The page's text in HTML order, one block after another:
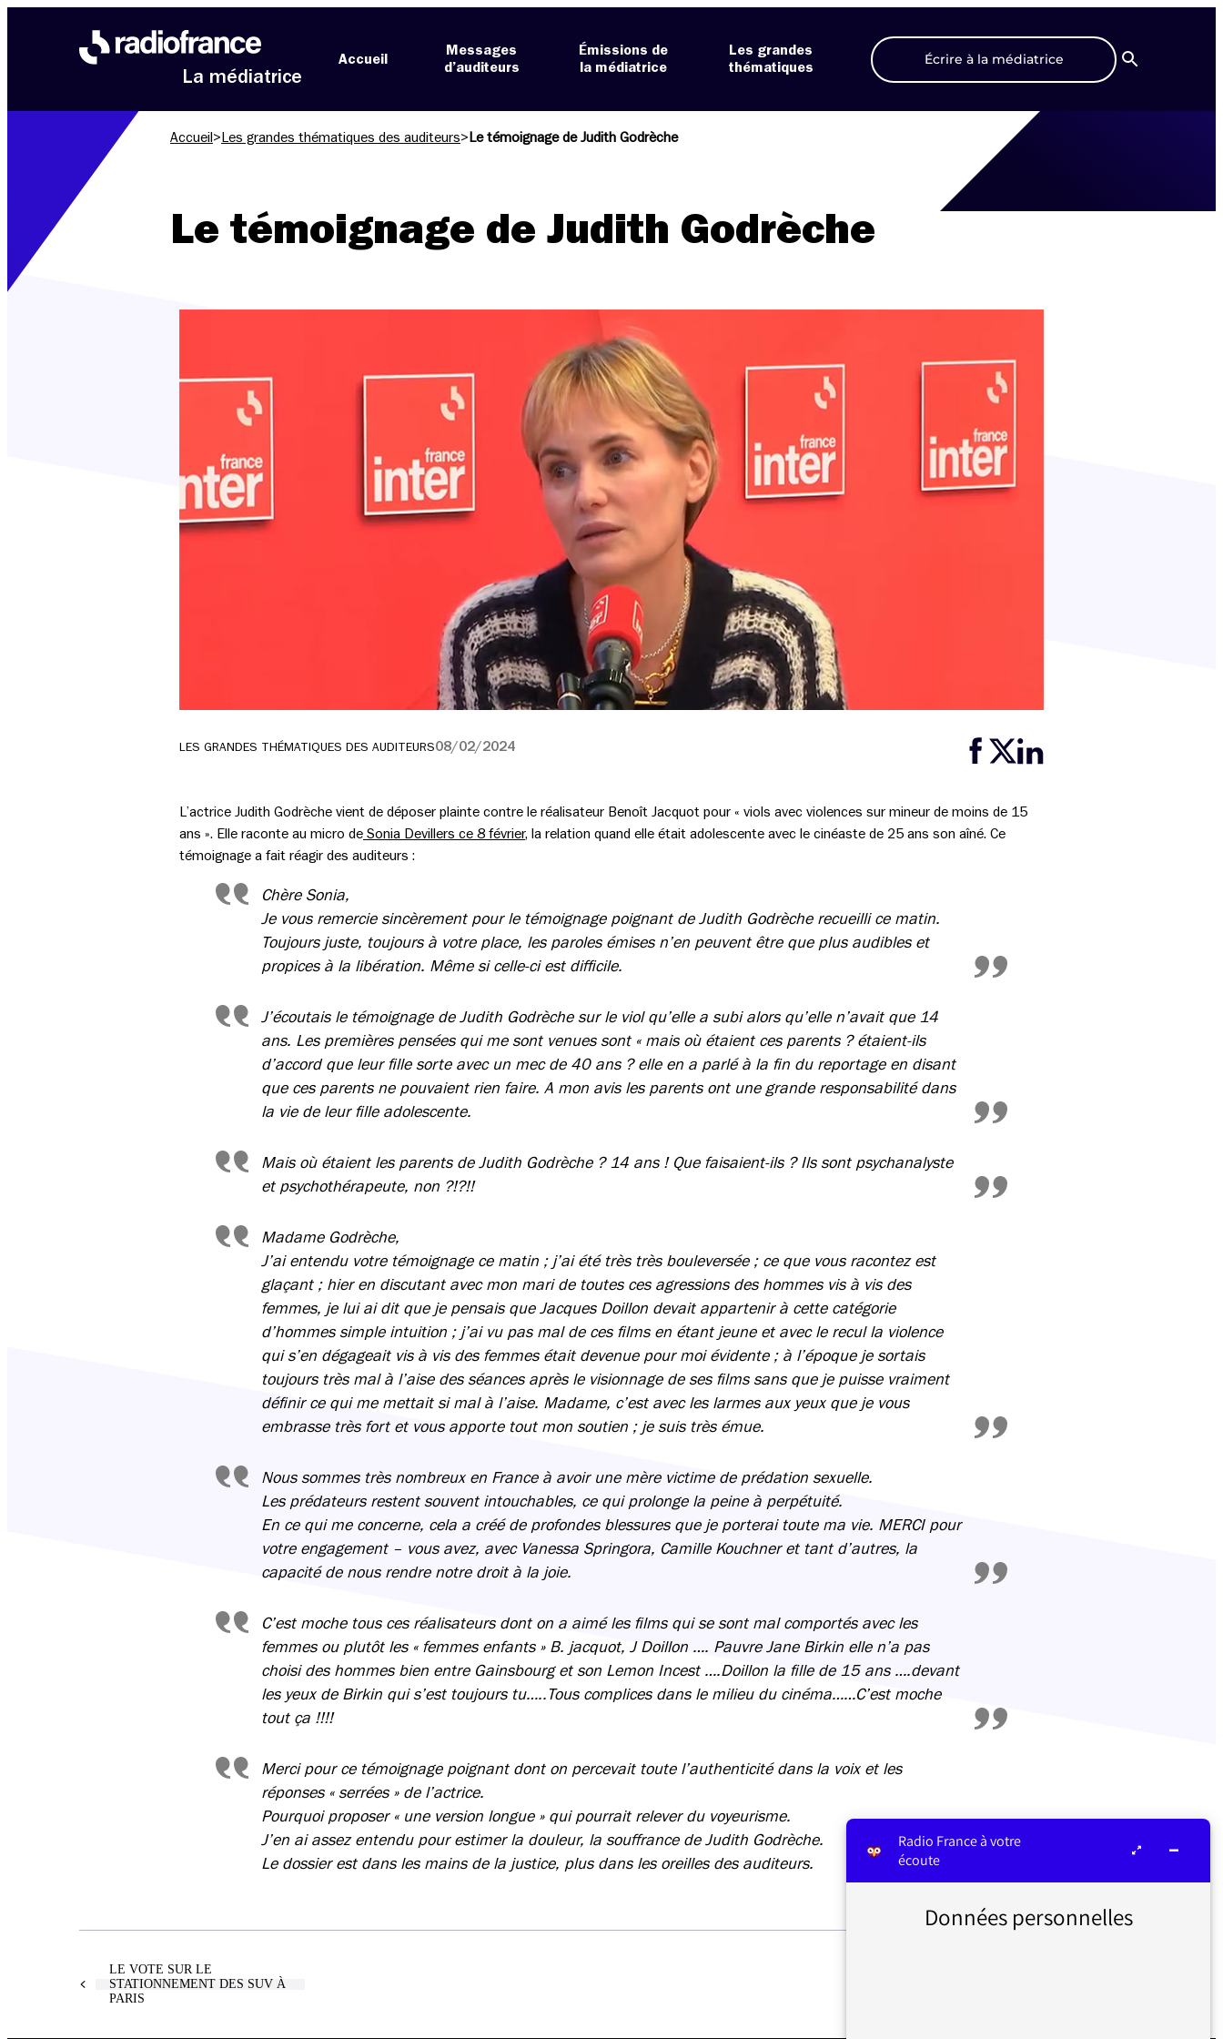
La médiatrice
Accueil
Messages
d’auditeurs
Émissions de
la médiatrice
Les grandes
thématiques
Écrire à la médiatrice
Recherche
Accueil > Les grandes thématiques des auditeurs> Le témoignage de Judith Godrèche
Le témoignage de Judith Godrèche
LES GRANDES THÉMATIQUES DES AUDITEURS08/02/2024
L’actrice Judith Godrèche vient de déposer plainte contre le réalisateur Benoît Jacquot pour « viols avec violences sur mineur de moins de 15
ans ». Elle raconte au micro de Sonia Devillers ce 8 février, la relation quand elle était adolescente avec le cinéaste de 25 ans son aîné. Ce
témoignage a fait réagir des auditeurs :
Chère Sonia,
Je vous remercie sincèrement pour le témoignage poignant de Judith Godrèche recueilli ce matin.
Toujours juste, toujours à votre place, les paroles émises n’en peuvent être que plus audibles et
propices à la libération. Même si celle-ci est difficile.
J’écoutais le témoignage de Judith Godrèche sur le viol qu’elle a subi alors qu’elle n’avait que 14
ans. Les premières pensées qui me sont venues sont « mais où étaient ces parents ? étaient-ils
d’accord que leur fille sorte avec un mec de 40 ans ? elle en a parlé à la fin du reportage en disant
que ces parents ne pouvaient rien faire. A mon avis les parents ont une grande responsabilité dans
la vie de leur fille adolescente.
Mais où étaient les parents de Judith Godrèche ? 14 ans ! Que faisaient-ils ? Ils sont psychanalyste
et psychothérapeute, non ?!?!!
Madame Godrèche,
J’ai entendu votre témoignage ce matin ; j’ai été très très bouleversée ; ce que vous racontez est
glaçant ; hier en discutant avec mon mari de toutes ces agressions des hommes vis à vis des
femmes, je lui ai dit que je pensais que Jacques Doillon devait appartenir à cette catégorie
d’hommes simple intuition ; j’ai vu pas mal de ces films en étant jeune et avec le recul la violence
qui s’en dégageait vis à vis des femmes était devenue pour moi évidente ; à l’époque je sortais
toujours très mal à l’aise des séances après le visionnage de ses films sans que je puisse vraiment
définir ce qui me mettait si mal à l’aise. Madame, c’est avec les larmes aux yeux que je vous
embrasse très fort et vous apporte tout mon soutien ; je suis très émue.
Nous sommes très nombreux en France à avoir une mère victime de prédation sexuelle.
Les prédateurs restent souvent intouchables, ce qui prolonge la peine à perpétuité.
En ce qui me concerne, cela a créé de profondes blessures que je porterai toute ma vie. MERCI pour
votre engagement – vous avez, avec Vanessa Springora, Camille Kouchner et tant d’autres, la
capacité de nous rendre notre droit à la joie.
C’est moche tous ces réalisateurs dont on a aimé les films qui se sont mal comportés avec les
femmes ou plutôt les « femmes enfants » B. jacquot, J Doillon …. Pauvre Jane Birkin elle n’a pas
choisi des hommes bien entre Gainsbourg et son Lemon Incest ….Doillon la fille de 15 ans ….devant
les yeux de Birkin qui s’est toujours tu…..Tous complices dans le milieu du cinéma……C’est moche
tout ça !!!!
Merci pour ce témoignage poignant dont on percevait toute l’authenticité dans la voix et les
réponses « serrées » de l’actrice.
Pourquoi proposer « une version longue » qui pourrait relever du voyeurisme.
J’en ai assez entendu pour estimer la douleur, la souffrance de Judith Godrèche.
Le dossier est dans les mains de la justice, plus dans les oreilles des auditeurs.
LE VOTE SUR LE
STATIONNEMENT DES SUV À
PARIS
Radio France à votre
écoute
Données personnelles